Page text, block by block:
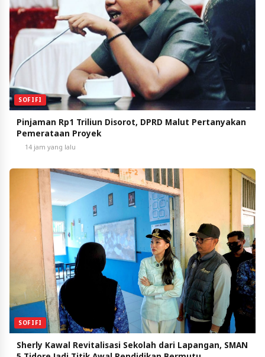
SOFIFI
Pinjaman Rp1 Triliun Disorot, DPRD Malut Pertanyakan
Pemerataan Proyek
14 jam yang lalu
SOFIFI
Sherly Kawal Revitalisasi Sekolah dari Lapangan, SMAN